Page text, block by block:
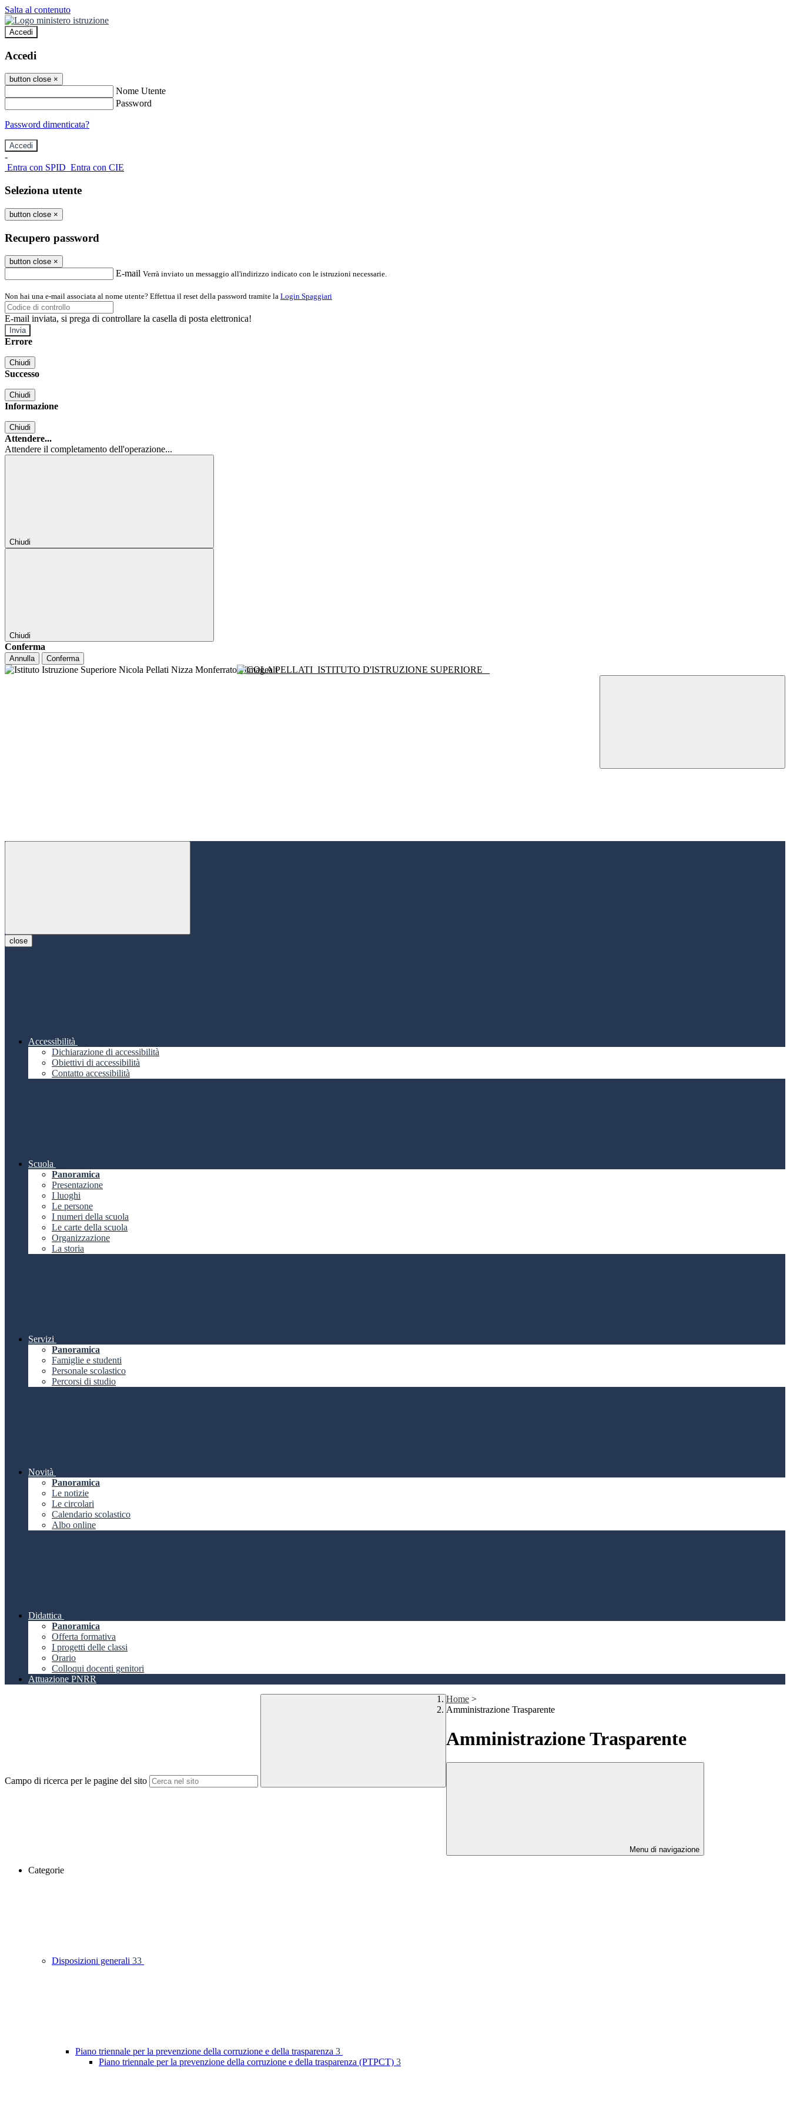
Salta al contenuto
Accedi
Accedi
button close ×
Nome Utente
Password
Password dimenticata?
-
Entra con SPID Entra con CIE
Seleziona utente
button close ×
Recupero password
button close ×
E-mail Verrà inviato un messaggio all'indirizzo indicato con le istruzioni necessarie.
Non hai una e-mail associata al nome utente? Effettua il reset della password tramite la Login Spaggiari
E-mail inviata, si prega di controllare la casella di posta elettronica!
Errore
Chiudi
Successo
Chiudi
Informazione
Chiudi
Attendere...
Attendere il completamento dell'operazione...
Chiudi
Chiudi
Conferma
Annulla Conferma
NICOLA PELLATI ISTITUTO D'ISTRUZIONE SUPERIORE
close
Accessibilità
Dichiarazione di accessibilità
Obiettivi di accessibilità
Contatto accessibilità
Scuola
Panoramica
Presentazione
I luoghi
Le persone
I numeri della scuola
Le carte della scuola
Organizzazione
La storia
Servizi
Panoramica
Famiglie e studenti
Personale scolastico
Percorsi di studio
Novità
Panoramica
Le notizie
Le circolari
Calendario scolastico
Albo online
Didattica
Panoramica
Offerta formativa
I progetti delle classi
Orario
Colloqui docenti genitori
Attuazione PNRR
Campo di ricerca per le pagine del sito
Home >
Amministrazione Trasparente
Amministrazione Trasparente
Menu di navigazione
Categorie
Disposizioni generali 33
Piano triennale per la prevenzione della corruzione e della trasparenza 3
Piano triennale per la prevenzione della corruzione e della trasparenza (PTPCT) 3